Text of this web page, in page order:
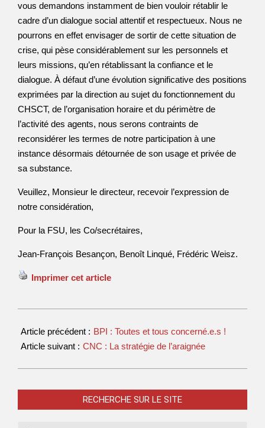
vous demandons instamment de bien vouloir rétablir le
cadre d’un dialogue social attentif et respectueux. Nous ne
pourrons en effet envisager de sortir de cette situation de
crise, qui pèse considérablement sur les personnels et
leurs missions, qu’en rétablissant la confiance et le
dialogue. À défaut d’une évolution significative des positions
exprimées par la direction au sujet du fonctionnement du
CHSCT, de l’organisation horaire et du périmètre de
l’activité des agents, nous serons contraints de
reconsidérer les termes de notre participation à une
instance désormais détournée de son usage et privée de
sa substance.
Veuillez, Monsieur le directeur, recevoir l’expression de
notre considération,
Pour la FSU, les Co/secrétaires,
Jean-François Besançon, Benoît Linqué, Frédéric Weisz.
Imprimer cet article
Article précédent : BPI : Toutes et tous concerné.e.s !
Article suivant : CNC : La stratégie de l’araignée
RECHERCHE SUR LE SITE